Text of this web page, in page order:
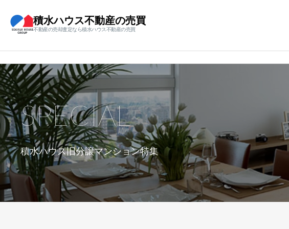
積水ハウス不動産の売買
不動産の売却査定なら積水ハウス不動産の売買
積水ハウス旧分譲マンション特集
SPECIAL